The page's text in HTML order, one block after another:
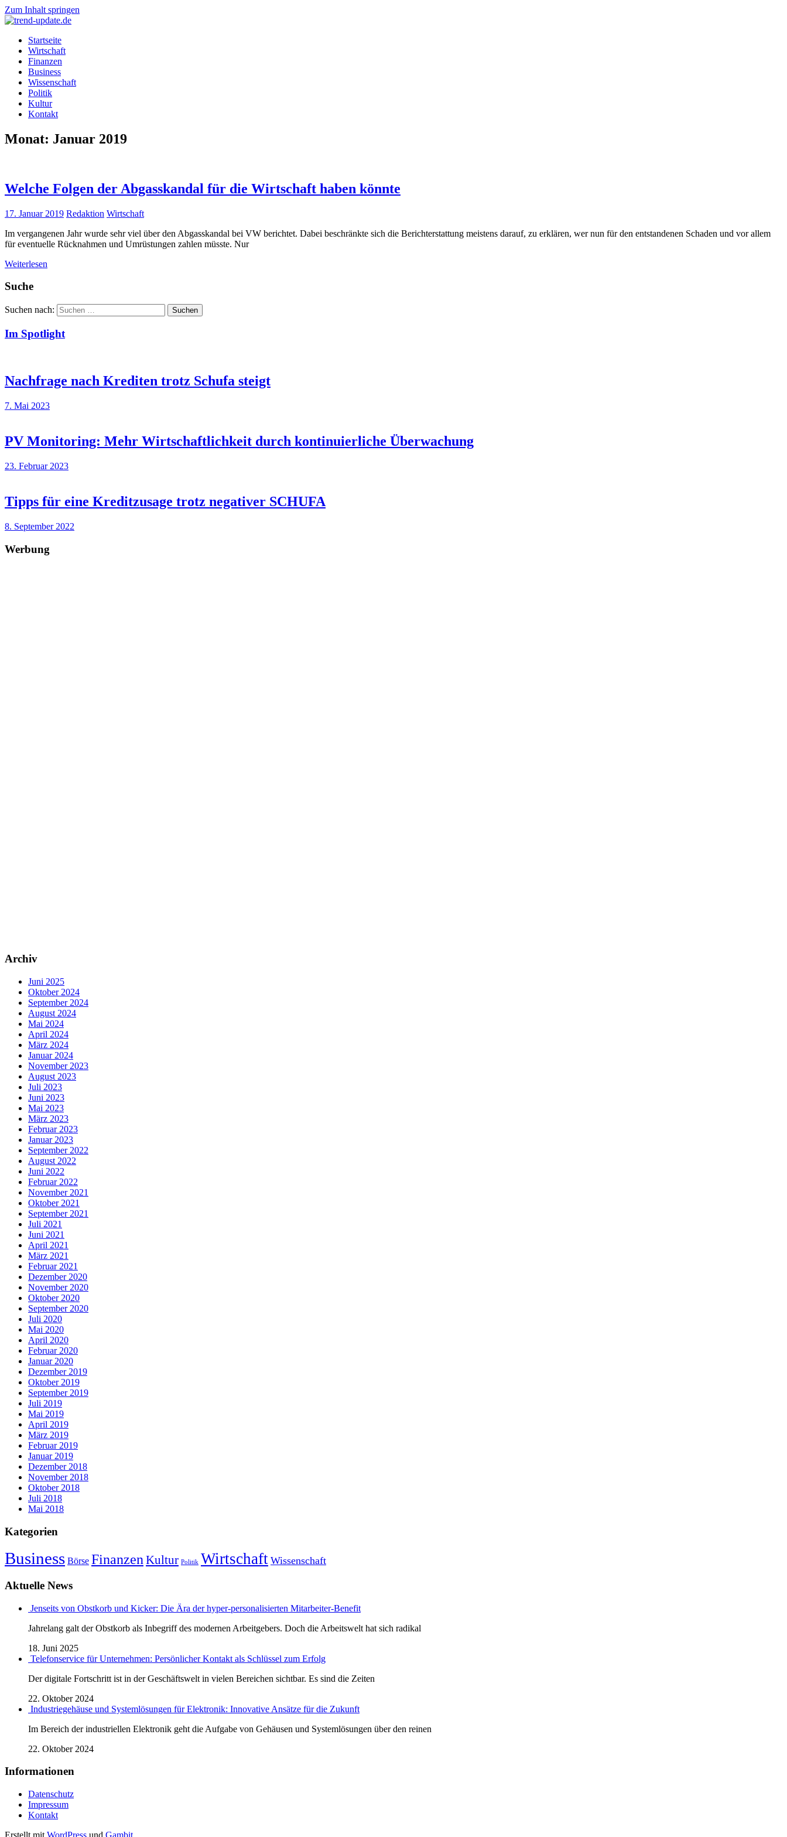
Zum Inhalt springen
trend-
update.de
Trends
News
Wirtschaft,
Wissenschaft
Politik
Startseite
Wirtschaft
Finanzen
Business
Wissenschaft
Politik
Kultur
Kontakt
Monat: Januar 2019
Welche Folgen der Abgasskandal für die Wirtschaft haben könnte
17. Januar 2019 Redaktion Wirtschaft
Im vergangenen Jahr wurde sehr viel über den Abgasskandal bei VW berichtet. Dabei beschränkte sich die Berichterstattung meistens darauf, zu erklären, wer nun für den entstandenen Schaden und vor allem
für eventuelle Rücknahmen und Umrüstungen zahlen müsste. Nur
Weiterlesen
Suche
Suchen nach: Suchen
Im Spotlight
Nachfrage nach Krediten trotz Schufa steigt
7. Mai 2023
PV Monitoring: Mehr Wirtschaftlichkeit durch kontinuierliche Überwachung
23. Februar 2023
Tipps für eine Kreditzusage trotz negativer SCHUFA
8. September 2022
Werbung
Archiv
Juni 2025
Oktober 2024
September 2024
August 2024
Mai 2024
April 2024
März 2024
Januar 2024
November 2023
August 2023
Juli 2023
Juni 2023
Mai 2023
März 2023
Februar 2023
Januar 2023
September 2022
August 2022
Juni 2022
Februar 2022
November 2021
Oktober 2021
September 2021
Juli 2021
Juni 2021
April 2021
März 2021
Februar 2021
Dezember 2020
November 2020
Oktober 2020
September 2020
Juli 2020
Mai 2020
April 2020
Februar 2020
Januar 2020
Dezember 2019
Oktober 2019
September 2019
Juli 2019
Mai 2019
April 2019
März 2019
Februar 2019
Januar 2019
Dezember 2018
November 2018
Oktober 2018
Juli 2018
Mai 2018
Kategorien
Business Börse FinanzenKultur Politik Wirtschaft Wissenschaft
Aktuelle News
Jenseits von Obstkorb und Kicker: Die Ära der hyper-personalisierten Mitarbeiter-Benefit
Jahrelang galt der Obstkorb als Inbegriff des modernen Arbeitgebers. Doch die Arbeitswelt hat sich radikal
18. Juni 2025
Telefonservice für Unternehmen: Persönlicher Kontakt als Schlüssel zum Erfolg
Der digitale Fortschritt ist in der Geschäftswelt in vielen Bereichen sichtbar. Es sind die Zeiten
22. Oktober 2024
Industriegehäuse und Systemlösungen für Elektronik: Innovative Ansätze für die Zukunft
Im Bereich der industriellen Elektronik geht die Aufgabe von Gehäusen und Systemlösungen über den reinen
22. Oktober 2024
Informationen
Datenschutz
Impressum
Kontakt